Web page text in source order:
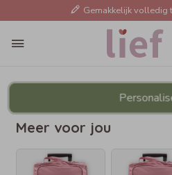
Gemakkelijk volledig
Meer voor jou